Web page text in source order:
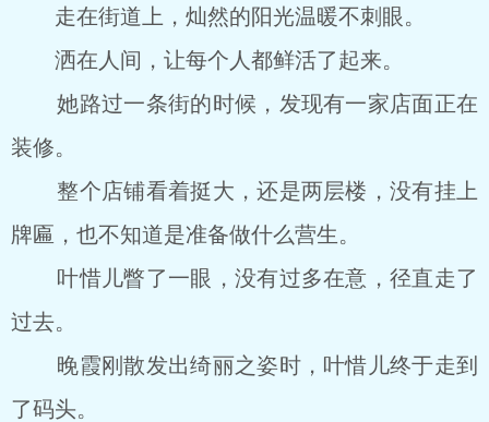
走在街道上，灿然的阳光温暖不刺眼。
洒在人间，让每个人都鲜活了起来。
她路过一条街的时候，发现有一家店面正在
装修。
整个店铺看着挺大，还是两层楼，没有挂上
牌匾，也不知道是准备做什么营生。
叶惜儿瞥了一眼，没有过多在意，径直走了
过去。
晚霞刚散发出绮丽之姿时，叶惜儿终于走到
了码头。